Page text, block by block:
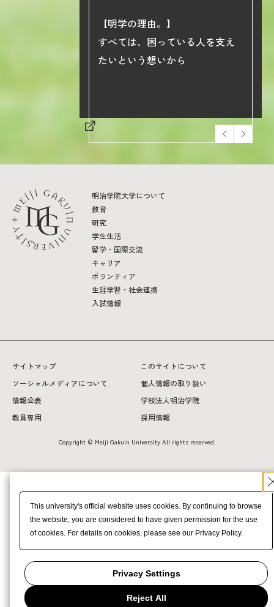
【明学の理由。】
すべては、困っている人を支え
たいという想いから
明治学院大学について
教育
研究
学生生活
留学・国際交流
キャリア
ボランティア
生涯学習・社会連携
入試情報
サイトマップ
このサイトについて
ソーシャルメディアについて
個人情報の取り扱い
情報公表
学校法人明治学院
教員専用
採用情報
Copyright © Meiji Gakuin University All rights reserved.
This university's official website uses cookies. By continuing to browse
the website, you are considered to have given permission for the use
of cookies. For details on cookies, please see our Privacy Policy.
Privacy Settings
Reject All